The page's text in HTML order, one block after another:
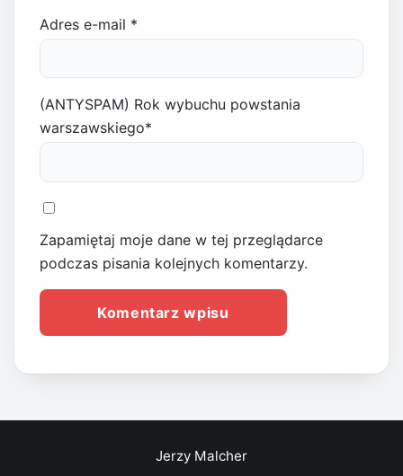
Adres e-mail *
(ANTYSPAM) Rok wybuchu powstania
warszawskiego*
Zapamiętaj moje dane w tej przeglądarce
podczas pisania kolejnych komentarzy.
Jerzy Malcher